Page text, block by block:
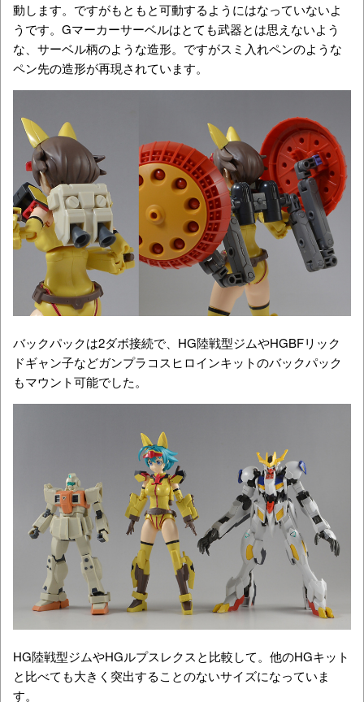
動します。ですがもともと可動するようにはなっていないよ
うです。Gマーカーサーベルはとても武器とは思えないよう
な、サーベル柄のような造形。ですがスミ入れペンのような
ペン先の造形が再現されています。
バックパックは2ダボ接続で、HG陸戦型ジムやHGBFリック
ドギャン子などガンプラコスヒロインキットのバックパック
もマウント可能でした。
HG陸戦型ジムやHGルプスレクスと比較して。他のHGキット
と比べても大きく突出することのないサイズになっていま
す。